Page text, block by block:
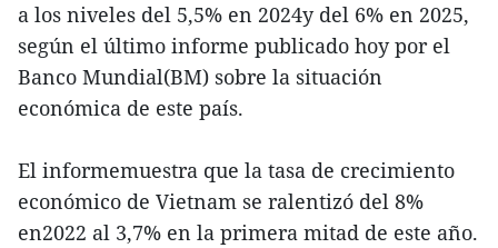
a los niveles del 5,5% en 2024y del 6% en 2025,
según el último informe publicado hoy por el
Banco Mundial(BM) sobre la situación
económica de este país.
El informemuestra que la tasa de crecimiento
económico de Vietnam se ralentizó del 8%
en2022 al 3,7% en la primera mitad de este año.